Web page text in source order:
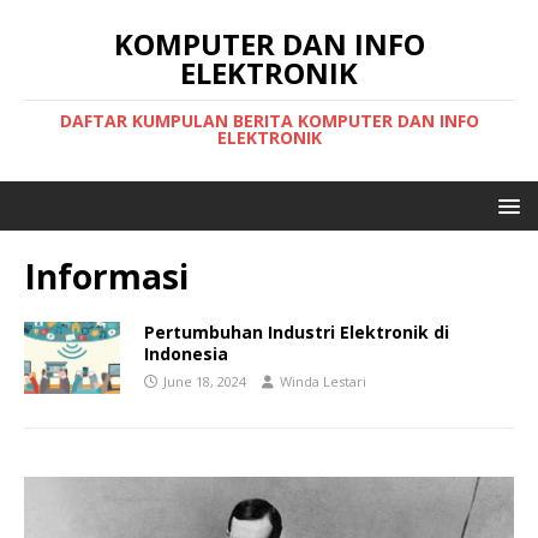
KOMPUTER DAN INFO
ELEKTRONIK
DAFTAR KUMPULAN BERITA KOMPUTER DAN INFO
ELEKTRONIK
Informasi
Pertumbuhan Industri Elektronik di
Indonesia
June 18, 2024 Winda Lestari